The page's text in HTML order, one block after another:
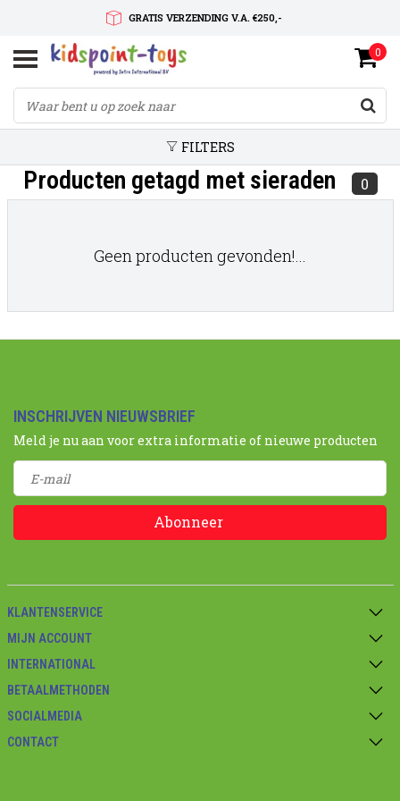
GRATIS VERZENDING V.A. €250,-
SNELLE LEVERTIJD
SERVICE OP MAAT
0
FILTERS
Producten getagd met sieraden 0
Geen producten gevonden!...
INSCHRIJVEN NIEUWSBRIEF
Meld je nu aan voor extra informatie of nieuwe producten
Abonneer
KLANTENSERVICE
MIJN ACCOUNT
INTERNATIONAL
BETAALMETHODEN
SOCIALMEDIA
CONTACT